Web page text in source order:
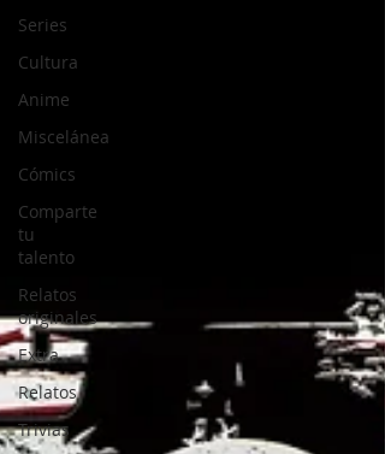
Series
Cultura
Anime
Miscelánea
Cómics
Comparte
tu
talento
Relatos
originales
Extra
Relatos
Trivias